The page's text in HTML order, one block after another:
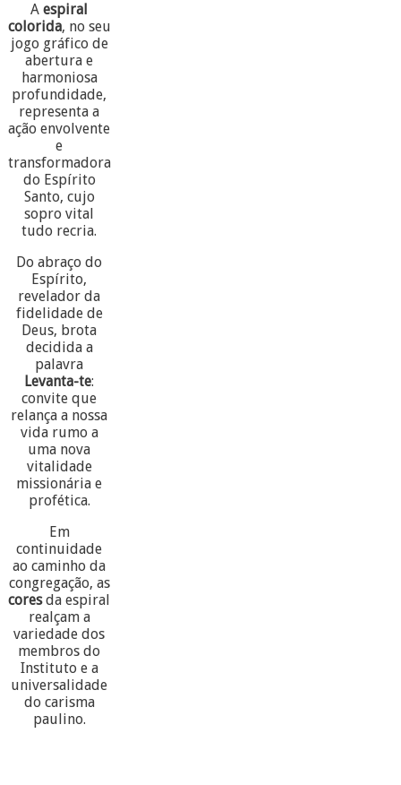
Aespiral
colorida, no seu
jogo gráfico de
abertura e
harmoniosa
profundidade,
representa a
ação envolvente
e
transformadora
do Espírito
Santo, cujo
sopro vital
tudo recria.
Do abraço do
Espírito,
revelador da
fidelidade de
Deus, brota
decidida a
palavra
Levanta-te:
convite que
relança a nossa
vida rumo a
uma nova
vitalidade
missionária e
profética.
Em
continuidade
ao caminho da
congregação, as
coresda espiral
realçam a
variedade dos
membros do
Instituto e a
universalidade
do carisma
paulino.